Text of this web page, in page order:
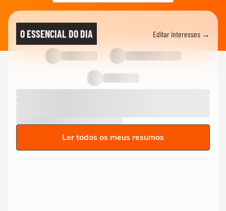
O ESSENCIAL DO DIA Editar interesses →
Ler todos os meus resumos